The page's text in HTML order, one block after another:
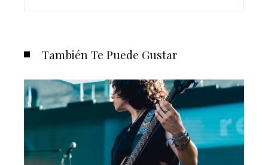
También Te Puede Gustar